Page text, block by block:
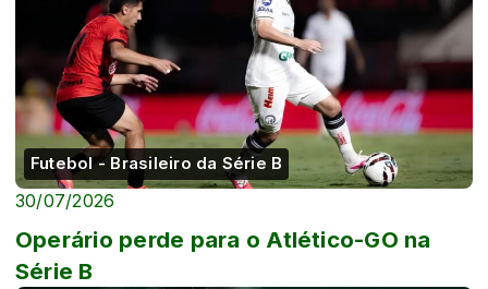
Futebol - Brasileiro da Série B
30/07/2026
Operário perde para o Atlético-GO na
Série B